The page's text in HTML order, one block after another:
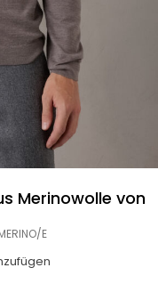
Merinowolle von
E